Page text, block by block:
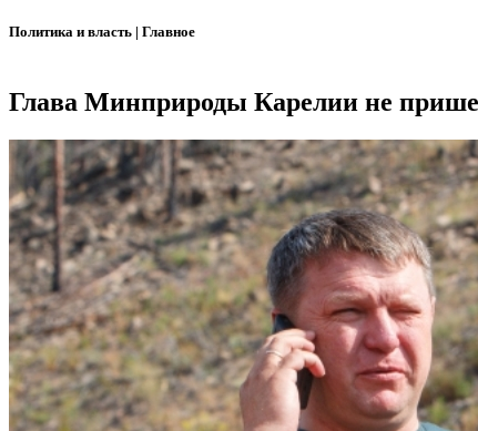
Политика и власть | Главное
Глава Минприроды Карелии не